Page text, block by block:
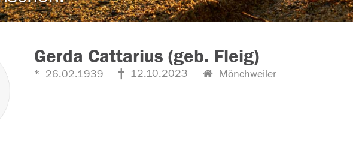
Gerda Cattarius (geb. Fleig)
26.02.1939 12.10.2023 Mönchweiler